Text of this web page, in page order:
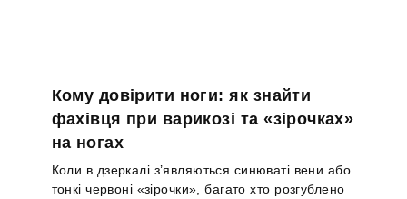
Кому довірити ноги: як знайти
фахівця при варикозі та «зірочках»
на ногах
Коли в дзеркалі з’являються синюваті вени або
тонкі червоні «зірочки», багато хто розгублено